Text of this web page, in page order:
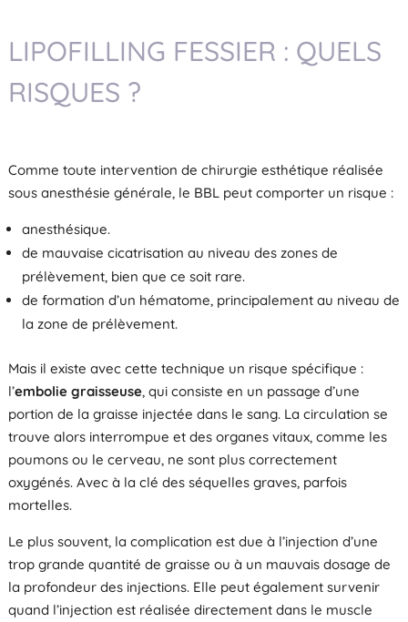
LIPOFILLING FESSIER : QUELS
RISQUES ?
Comme toute intervention de chirurgie esthétique réalisée
sous anesthésie générale, le BBL peut comporter un risque :
anesthésique.
de mauvaise cicatrisation au niveau des zones de
prélèvement, bien que ce soit rare.
de formation d’un hématome, principalement au niveau de
la zone de prélèvement.
Mais il existe avec cette technique un risque spécifique :
l’embolie graisseuse, qui consiste en un passage d’une
portion de la graisse injectée dans le sang. La circulation se
trouve alors interrompue et des organes vitaux, comme les
poumons ou le cerveau, ne sont plus correctement
oxygénés. Avec à la clé des séquelles graves, parfois
mortelles.
Le plus souvent, la complication est due à l’injection d’une
trop grande quantité de graisse ou à un mauvais dosage de
la profondeur des injections. Elle peut également survenir
quand l’injection est réalisée directement dans le muscle